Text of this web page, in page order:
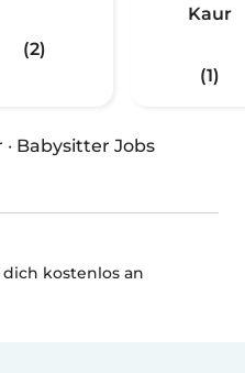
(2)
Kaur
(1)
· Babysitter Jobs
dich kostenlos an